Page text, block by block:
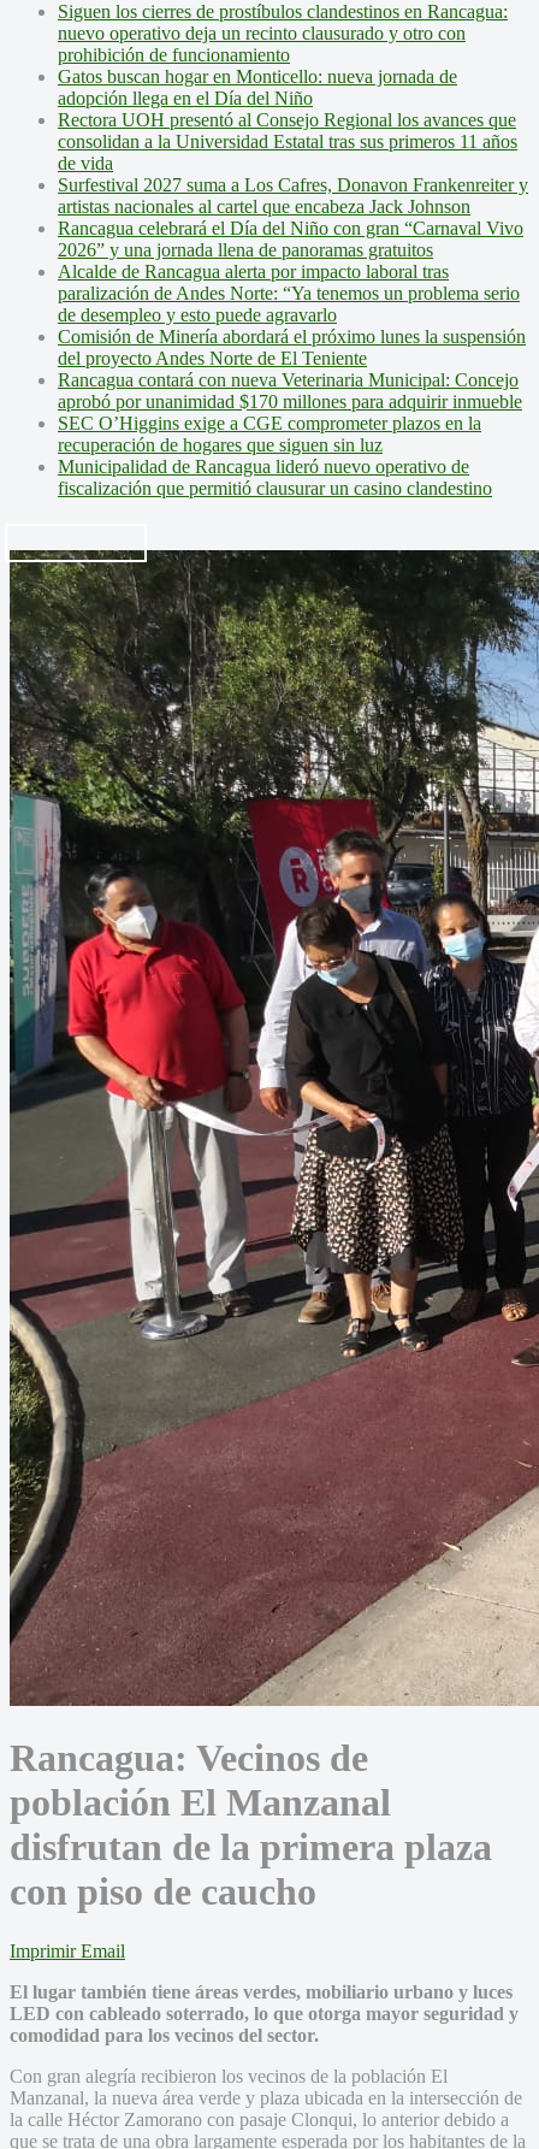
Siguen los cierres de prostíbulos clandestinos en Rancagua:
nuevo operativo deja un recinto clausurado y otro con
prohibición de funcionamiento
Gatos buscan hogar en Monticello: nueva jornada de
adopción llega en el Día del Niño
Rectora UOH presentó al Consejo Regional los avances que
consolidan a la Universidad Estatal tras sus primeros 11 años
de vida
Surfestival 2027 suma a Los Cafres, Donavon Frankenreiter y
artistas nacionales al cartel que encabeza Jack Johnson
Rancagua celebrará el Día del Niño con gran “Carnaval Vivo
2026” y una jornada llena de panoramas gratuitos
Alcalde de Rancagua alerta por impacto laboral tras
paralización de Andes Norte: “Ya tenemos un problema serio
de desempleo y esto puede agravarlo
Comisión de Minería abordará el próximo lunes la suspensión
del proyecto Andes Norte de El Teniente
Rancagua contará con nueva Veterinaria Municipal: Concejo
aprobó por unanimidad $170 millones para adquirir inmueble
SEC O’Higgins exige a CGE comprometer plazos en la
recuperación de hogares que siguen sin luz
Municipalidad de Rancagua lideró nuevo operativo de
fiscalización que permitió clausurar un casino clandestino
Rancagua: Vecinos de
población El Manzanal
disfrutan de la primera plaza
con piso de caucho
Imprimir Email
El lugar también tiene áreas verdes, mobiliario urbano y luces
LED con cableado soterrado, lo que otorga mayor seguridad y
comodidad para los vecinos del sector.
Con gran alegría recibieron los vecinos de la población El
Manzanal, la nueva área verde y plaza ubicada en la intersección de
la calle Héctor Zamorano con pasaje Clonqui, lo anterior debido a
que se trata de una obra largamente esperada por los habitantes de la